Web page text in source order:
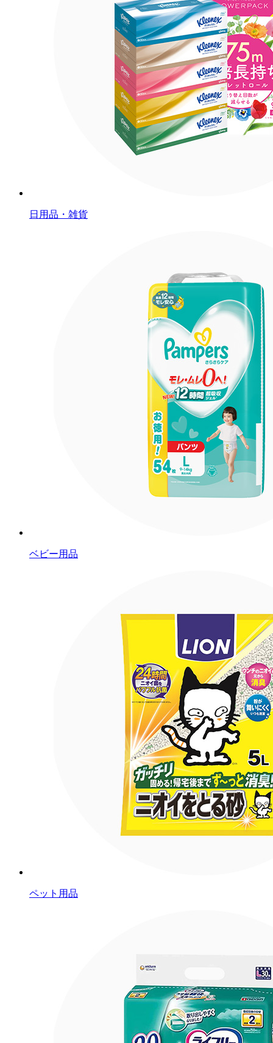
日用品・雑貨
ベビー用品
ペット用品